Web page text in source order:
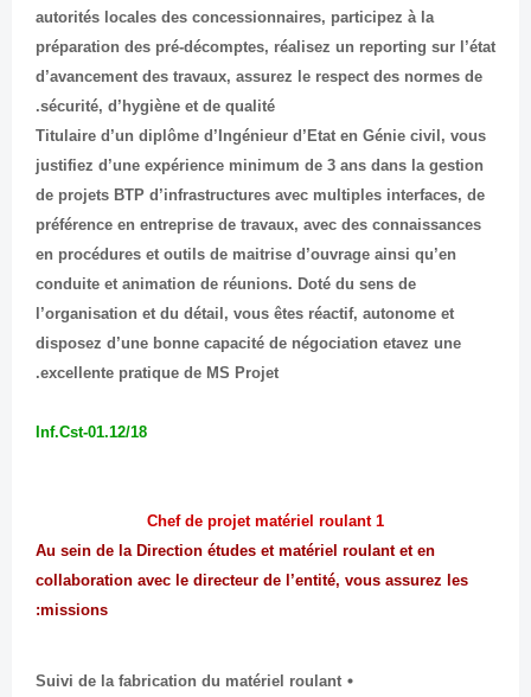
autorités locales des concessionnaires, participez à la
préparation des pré-décomptes, réalisez un reporting sur l’état
d’avancement des travaux, assurez le respect des normes de
sécurité, d’hygiène et de qualité.
Titulaire d’un diplôme d’Ingénieur d’Etat en Génie civil, vous
justifiez d’une expérience minimum de 3 ans dans la gestion
de projets BTP d’infrastructures avec multiples interfaces, de
préférence en entreprise de travaux, avec des connaissances
en procédures et outils de maitrise d’ouvrage ainsi qu’en
conduite et animation de réunions. Doté du sens de
l’organisation et du détail, vous êtes réactif, autonome et
disposez d’une bonne capacité de négociation etavez une
excellente pratique de MS Projet.
Inf.Cst-01.12/18
1 Chef de projet matériel roulant
Au sein de la Direction études et matériel roulant et en
collaboration avec le directeur de l’entité, vous assurez les
missions:
Suivi de la fabrication du matériel roulant